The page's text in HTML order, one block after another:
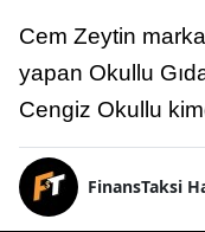
Cem Zeytin
yapan Okullu
Cengiz Okullu
FinansTaksi